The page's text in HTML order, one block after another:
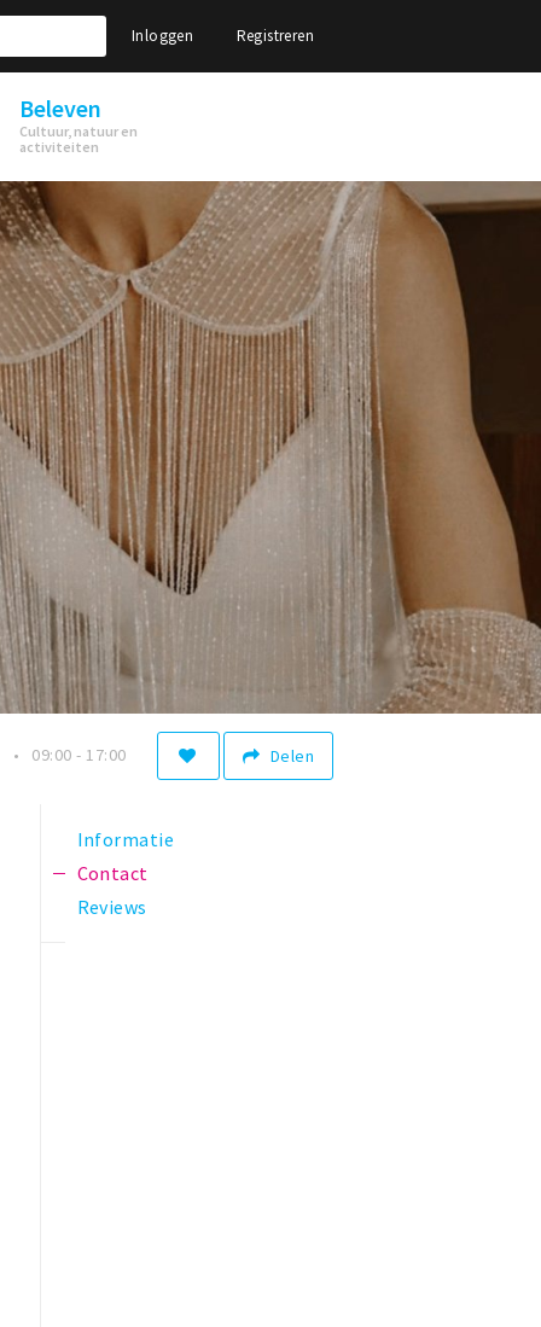
Inloggen Registreren
Beleven
Cultuur, natuur en
activiteiten
Delen
09:00 - 17:00
Informatie
Contact
Reviews